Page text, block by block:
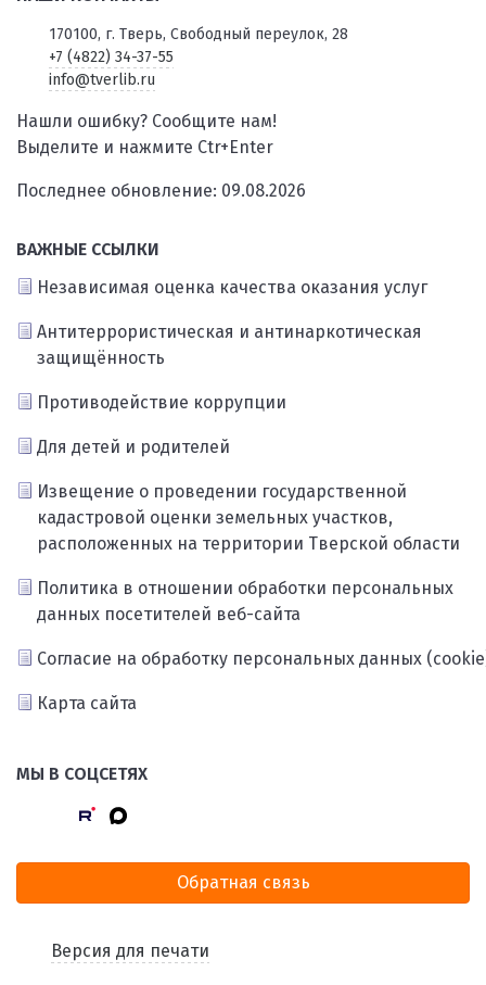
170100, г. Тверь, Свободный переулок, 28
+7 (4822) 34-37-55
info@tverlib.ru
Нашли ошибку? Сообщите нам!
Выделите и нажмите Ctr+Enter
Последнее обновление: 09.08.2026
ВАЖНЫЕ ССЫЛКИ
Независимая оценка качества оказания услуг
Антитеррористическая и антинаркотическая
защищённость
Противодействие коррупции
Для детей и родителей
Извещение о проведении государственной
кадастровой оценки земельных участков,
расположенных на территории Тверской области
Политика в отношении обработки персональных
данных посетителей веб-сайта
Согласие на обработку персональных данных
Карта сайта
МЫ В СОЦСЕТЯХ
Обратная связь
Версия для печати